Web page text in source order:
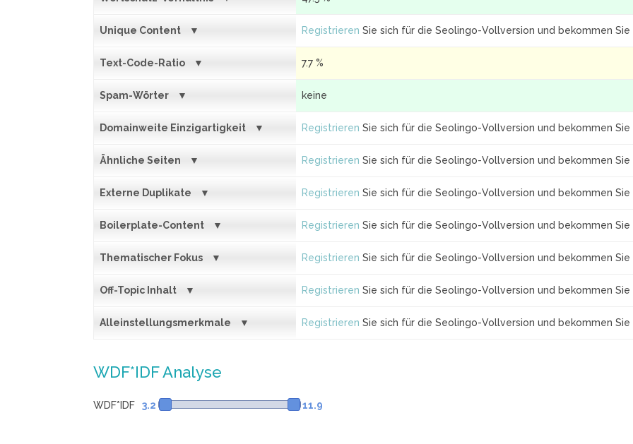
Unique Content Registrieren Sie sich für die Seolingo-Vollversion und bekommen Sie
Text-Code-Ratio 7.7 %
Spam-Wörter keine
Domainweite Einzigartigkeit Registrieren Sie sich für die Seolingo-Vollversion und bekommen Sie
Ähnliche Seiten Registrieren Sie sich für die Seolingo-Vollversion und bekommen Sie
Externe Duplikate Registrieren Sie sich für die Seolingo-Vollversion und bekommen Sie
Boilerplate-Content Registrieren Sie sich für die Seolingo-Vollversion und bekommen Sie
Thematischer Fokus Registrieren Sie sich für die Seolingo-Vollversion und bekommen Sie
Off-Topic Inhalt Registrieren Sie sich für die Seolingo-Vollversion und bekommen Sie
Alleinstellungsmerkmale Registrieren Sie sich für die Seolingo-Vollversion und bekommen Sie
WDF*IDF Analyse
WDF*IDF 3.2 11.9